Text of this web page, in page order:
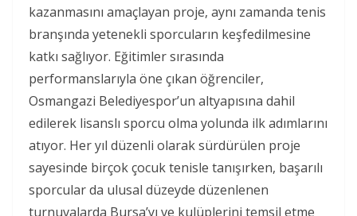
kazanmasını amaçlayan proje, aynı zamanda tenis
branşında yetenekli sporcuların keşfedilmesine
katkı sağlıyor. Eğitimler sırasında
performanslarıyla öne çıkan öğrenciler,
Osmangazi Belediyespor’un altyapısına dahil
edilerek lisanslı sporcu olma yolunda ilk adımlarını
atıyor. Her yıl düzenli olarak sürdürülen proje
sayesinde birçok çocuk tenisle tanışırken, başarılı
sporcular da ulusal düzeyde düzenlenen
turnuvalarda Bursa’yı ve kulüplerini temsil etme